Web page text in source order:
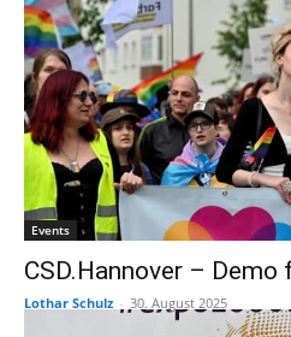
Events
CSD.Hannover –
Lothar Schulz - 30. August 2025